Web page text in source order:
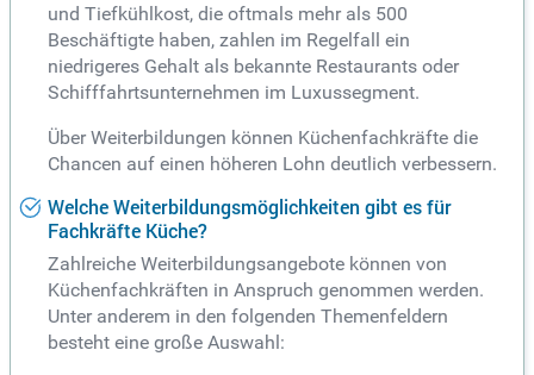
und Tiefkühlkost, die oftmals mehr als 500
Beschäftigte haben, zahlen im Regelfall ein
niedrigeres Gehalt als bekannte Restaurants oder
Schifffahrtsunternehmen im Luxussegment.
Über Weiterbildungen können Küchenfachkräfte die
Chancen auf einen höheren Lohn deutlich verbessern.
Welche Weiterbildungsmöglichkeiten gibt es für
Fachkräfte Küche?
Zahlreiche Weiterbildungsangebote können von
Küchenfachkräften in Anspruch genommen werden.
Unter anderem in den folgenden Themenfeldern
besteht eine große Auswahl: